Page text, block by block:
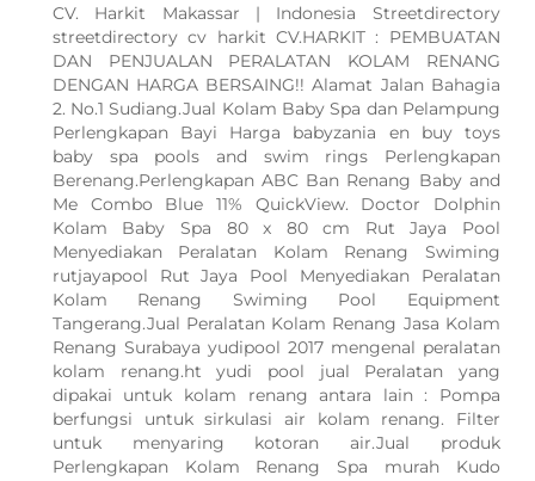
CV. Harkit Makassar | Indonesia Streetdirectory
streetdirectory cv harkit CV.HARKIT : PEMBUATAN
DAN PENJUALAN PERALATAN KOLAM RENANG
DENGAN HARGA BERSAING!! Alamat Jalan Bahagia
2. No.1 Sudiang.Jual Kolam Baby Spa dan Pelampung
Perlengkapan Bayi Harga babyzania en buy toys
baby spa pools and swim rings Perlengkapan
Berenang.Perlengkapan ABC Ban Renang Baby and
Me Combo Blue 11% QuickView. Doctor Dolphin
Kolam Baby Spa 80 x 80 cm Rut Jaya Pool
Menyediakan Peralatan Kolam Renang Swiming
rutjayapool Rut Jaya Pool Menyediakan Peralatan
Kolam Renang Swiming Pool Equipment
Tangerang.Jual Peralatan Kolam Renang Jasa Kolam
Renang Surabaya yudipool 2017 mengenal peralatan
kolam renang.ht yudi pool jual Peralatan yang
dipakai untuk kolam renang antara lain : Pompa
berfungsi untuk sirkulasi air kolam renang. Filter
untuk menyaring kotoran air.Jual produk
Perlengkapan Kolam Renang Spa murah Kudo